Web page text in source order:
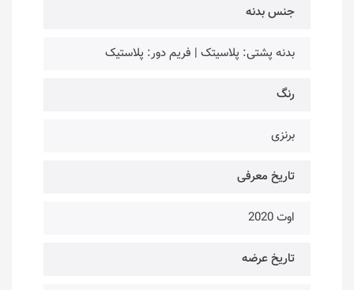
جنس بدنه
بدنه پشتی: پلاسیتک | فریم دور: پلاستیک
رنگ
برنزی
تاریخ معرفی
اوت 2020
تاریخ عرضه